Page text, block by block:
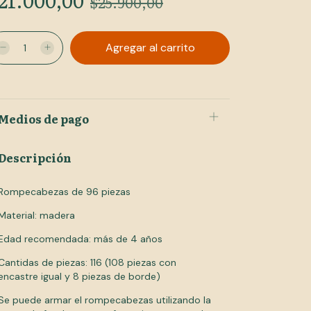
de pago
de 96 piezas
madera
recomendada: más de 4 años
de piezas: 116 (108 piezas con
igual y 8 piezas de borde)
puede armar el rompecabezas utilizando la